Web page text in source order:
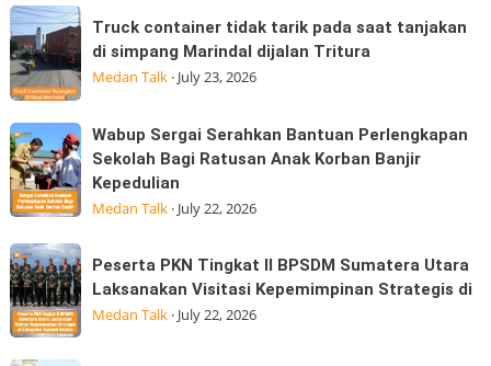
Datuk
Kabu,
Pasar
Internet
Tidak
Boleh
Hangus:
Sudah
Membayar
MK
Truck
container
tidak
tarik
pada
saat
tanjakan
di
Marindal
dijalan
Tritura
Truck container tidak tarik pada saat tanjakan
di simpang Marindal dijalan Tritura
Medan Talk· July 23, 2026
Wabup
Sergai
Serahkan
Bantuan
Perlengkapan
Sekolah
Bagi
Ratusan
Anak
Wabup Sergai Serahkan Bantuan Perlengkapan
Sekolah Bagi Ratusan Anak Korban Banjir
Kepedulian
Medan Talk· July 22, 2026
Peserta
PKN
Tingkat
II
BPSDM
Peserta PKN Tingkat II BPSDM Sumatera Utara
Laksanakan Visitasi Kepemimpinan Strategis di
Medan Talk· July 22, 2026